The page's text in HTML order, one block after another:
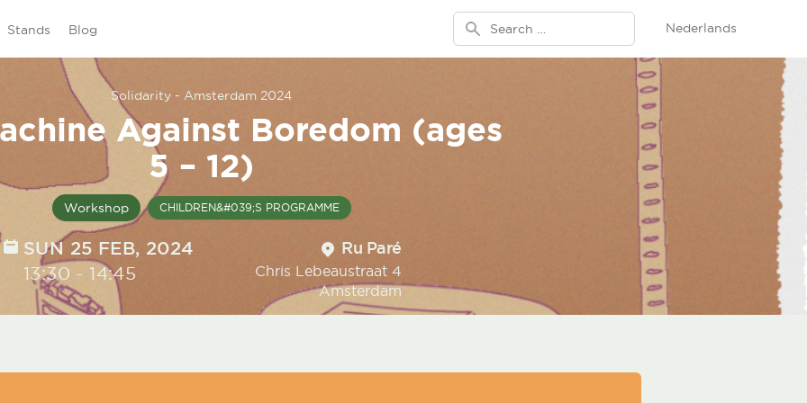
Stands Blog Search for: Nederlands
Solidarity - Amsterdam 2024
Against Boredom (ages
5 – 12)
Workshop CHILDREN&#039;S PROGRAMME
DATE
SUN 25 FEB, 2024
TIME
13:30 -14:45
Location
Ru Paré
Chris Lebeaustraat 4
Amsterdam